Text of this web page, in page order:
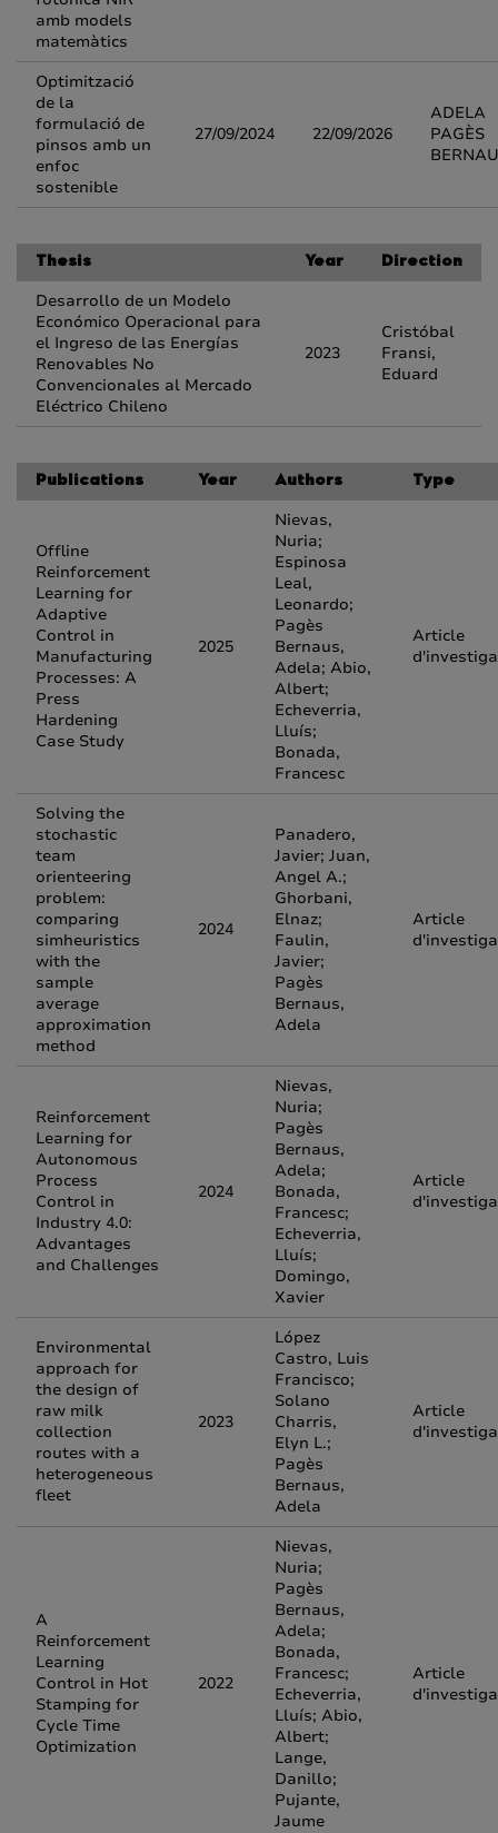
amb models
matemàtics
Optimització
de la
formulació de
pinsos amb un
enfoc
sostenible
27/09/2024 22/09/2026
ADELA
PAGÈS
Thesis Year Direction
Desarrollo de un Modelo
Económico Operacional para
el Ingreso de las Energías
Renovables No
Convencionales al Mercado
Eléctrico Chileno
2023
Cristóbal
Fransi,
Eduard
Publications Year Authors Type
Offline
Reinforcement
Learning for
Adaptive
Control in
Manufacturing
Processes: A
Press
Hardening
Case Study
2025
Nievas,
Nuria;
Espinosa
Leal,
Leonardo;
Pagès
Bernaus,
Adela; Abio,
Albert;
Echeverria,
Lluís;
Bonada,
Francesc
Article
Solving the
stochastic
team
orienteering
problem:
comparing
simheuristics
with the
sample
average
approximation
method
2024
Panadero,
Javier; Juan,
Angel A.;
Ghorbani,
Elnaz;
Faulin,
Javier;
Pagès
Bernaus,
Adela
Article
Reinforcement
Learning for
Autonomous
Process
Control in
Industry 4.0:
Advantages
and Challenges
2024
Nievas,
Nuria;
Pagès
Bernaus,
Adela;
Bonada,
Francesc;
Echeverria,
Lluís;
Domingo,
Xavier
Article
Environmental
approach for
the design of
raw milk
collection
routes with a
heterogeneous
fleet
2023
López
Castro, Luis
Francisco;
Solano
Charris,
Elyn L.;
Pagès
Bernaus,
Adela
Article
A
Reinforcement
Learning
Control in Hot
Stamping for
Cycle Time
Optimization
2022
Nievas,
Nuria;
Pagès
Bernaus,
Adela;
Bonada,
Francesc;
Echeverria,
Lluís; Abio,
Albert;
Lange,
Danillo;
Pujante,
Jaume
Article